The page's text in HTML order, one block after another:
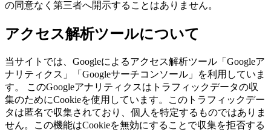
の同意なく第三者へ開示することはありません。
アクセス解析ツールについて
当サイトでは、Googleによるアクセス解析ツール「Googleア
ナリティクス」「Googleサーチコンソール」を利用していま
す。 このGoogleアナリティクスはトラフィックデータの収
集のためにCookieを使用しています。このトラフィックデー
タは匿名で収集されており、個人を特定するものではありま
せん。この機能はCookieを無効にすることで収集を拒否する